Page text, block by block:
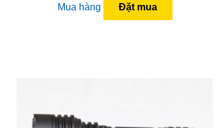
Mua hàng Đặt mua